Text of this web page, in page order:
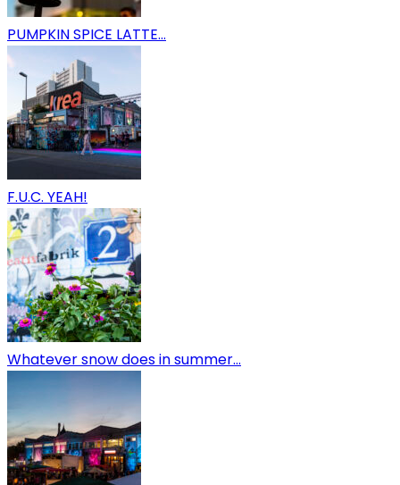
PUMPKIN SPICE LATTE…
F.U.C. YEAH!
Whatever snow does in summer…